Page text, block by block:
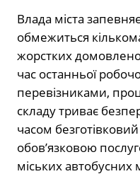
Влада міста
обмежиться
жорстких
час останньої
перевізниками,
складу триває
часом
обов’язковою
міських